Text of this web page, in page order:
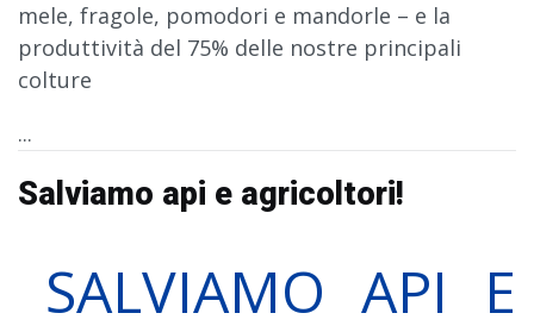
mele, fragole, pomodori e mandorle – e la
produttività del 75% delle nostre principali
colture
...
Salviamo api e agricoltori!
SALVIAMO API E